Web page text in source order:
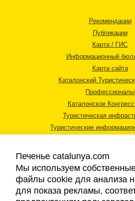
Рекомендации
Публикации
Карта / ГИС
Информационный
Карта сайта
Каталонский
Профессионалы
Каталонское
Туристическая
Туристические
Правовая
Печенье catalunya.com
Мы используем
файлы cookie для анализа
для показа рекламы,